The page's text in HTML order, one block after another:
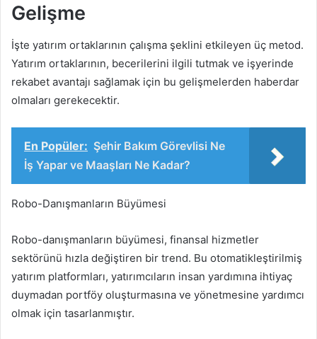
Gelişme
İşte yatırım ortaklarının çalışma şeklini etkileyen üç metod.
Yatırım ortaklarının, becerilerini ilgili tutmak ve işyerinde
rekabet avantajı sağlamak için bu gelişmelerden haberdar
olmaları gerekecektir.
En Popüler: Şehir Bakım Görevlisi Ne
İş Yapar ve Maaşları Ne Kadar?
Robo-Danışmanların Büyümesi
Robo-danışmanların büyümesi, finansal hizmetler
sektörünü hızla değiştiren bir trend. Bu otomatikleştirilmiş
yatırım platformları, yatırımcıların insan yardımına ihtiyaç
duymadan portföy oluşturmasına ve yönetmesine yardımcı
olmak için tasarlanmıştır.